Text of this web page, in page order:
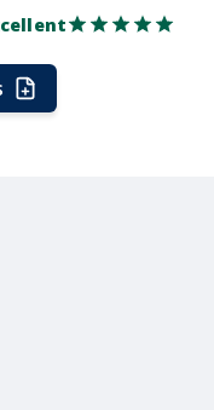
multi-points Empreinte